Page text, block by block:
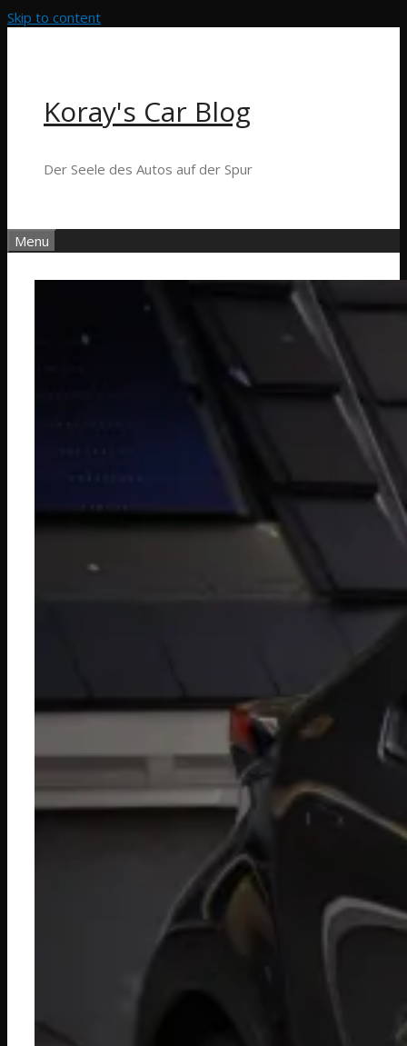
Skip to content
Koray's Car Blog
Der Seele des Autos auf der Spur
Menu